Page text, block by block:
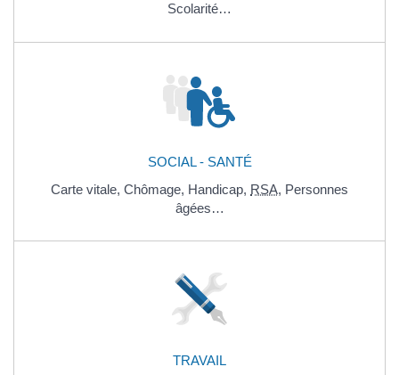
Scolarité…
SOCIAL - SANTÉ
Carte vitale, Chômage, Handicap, RSA, Personnes
âgées…
TRAVAIL